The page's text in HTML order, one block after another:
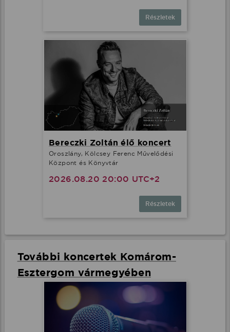
Részletek
Bereczki Zoltán élő koncert
Oroszlány, Kölcsey Ferenc Művelődési
Központ és Könyvtár
2026.08.20 20:00 UTC+2
Részletek
További koncertek Komárom-
Esztergom vármegyében